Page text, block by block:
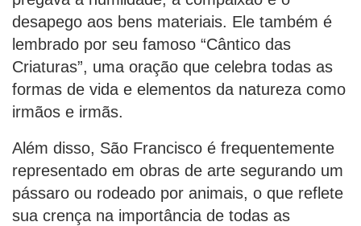
desapego aos bens materiais. Ele também é
lembrado por seu famoso “Cântico das
Criaturas”, uma oração que celebra todas as
formas de vida e elementos da natureza como
irmãos e irmãs.
Além disso, São Francisco é frequentemente
representado em obras de arte segurando um
pássaro ou rodeado por animais, o que reflete
sua crença na importância de todas as